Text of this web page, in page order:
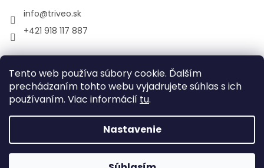
Tento web používa súbory cookie. Ďalším
prechádzaním tohto webu vyjadrujete súhlas s ich
používaním. Viac informácií tu.
Nastavenie
info@triveo.sk
+421 918 117 887
Vytvoril Shoptet
TRIVEO spol. s r.o.
vyhradené.